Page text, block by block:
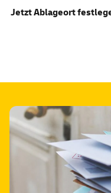
Jetzt Ablageort